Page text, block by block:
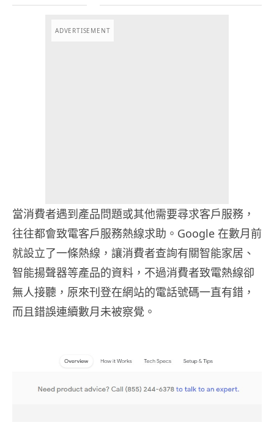
ADVERTISEMENT
當消費者遇到產品問題或其他需要尋求客戶服務，
往往都會致電客戶服務熱線求助。Google 在數月前
就設立了一條熱線，讓消費者查詢有關智能家居、
智能揚聲器等產品的資料，不過消費者致電熱線卻
無人接聽，原來刊登在網站的電話號碼一直有錯，
而且錯誤連續數月未被察覺。